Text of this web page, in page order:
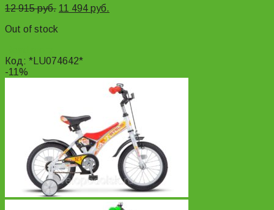
12 915руб. 11 494 руб.
Out of stock
Код: *LU074642*
-11%